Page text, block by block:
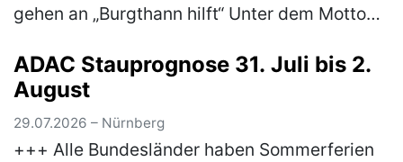
gehen an „Burgthann hilft“ Unter dem Motto
die Comenius-Schule der Rummel…(mehr)
ADAC Stauprognose 31. Juli bis 2.
August
29.07.2026 – Nürnberg
+++ Alle Bundesländer haben Sommerferien